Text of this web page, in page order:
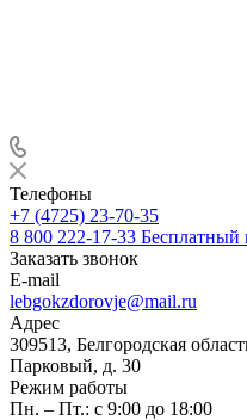
Телефоны
+7 (4725) 23-70-35
8 800 222-17-33
Заказать звонок
E-mail
lebgokzdorovje@mail.ru
Адрес
309513, Белгородская
Парковый, д. 30
Режим работы
Пн. – Пт.: с 9:00 до 18:00